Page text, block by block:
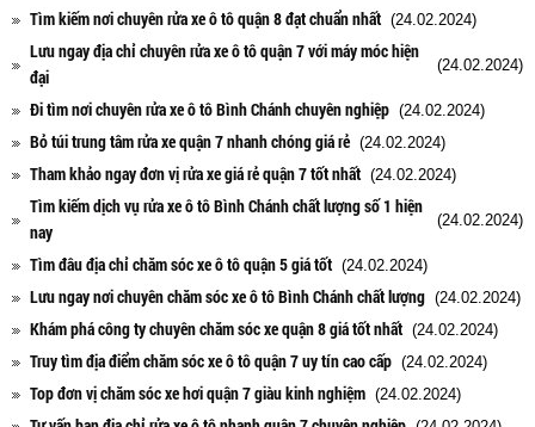
Tìm kiếm nơi chuyên rửa xe ô tô quận 8 đạt chuẩn nhất (24.02.2024)
Lưu ngay địa chỉ chuyên rửa xe ô tô quận 7 với máy móc hiện
đại
(24.02.2024)
Đi tìm nơi chuyên rửa xe ô tô Bình Chánh chuyên nghiệp (24.02.2024)
Bỏ túi trung tâm rửa xe quận 7 nhanh chóng giá rẻ (24.02.2024)
Tham khảo ngay đơn vị rửa xe giá rẻ quận 7 tốt nhất (24.02.2024)
Tìm kiếm dịch vụ rửa xe ô tô Bình Chánh chất lượng số 1 hiện
nay
(24.02.2024)
Tìm đâu địa chỉ chăm sóc xe ô tô quận 5 giá tốt (24.02.2024)
Lưu ngay nơi chuyên chăm sóc xe ô tô Bình Chánh chất lượng (24.02.2024)
Khám phá công ty chuyên chăm sóc xe quận 8 giá tốt nhất (24.02.2024)
Truy tìm địa điểm chăm sóc xe ô tô quận 7 uy tín cao cấp (24.02.2024)
Top đơn vị chăm sóc xe hơi quận 7 giàu kinh nghiệm (24.02.2024)